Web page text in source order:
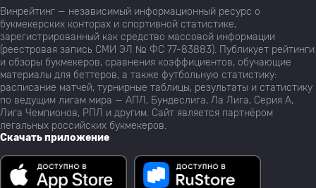
Винрейтинг — независимый информационный ресурс о
букмекерских конторах и спортивной статистике,
зарегистрированный как средство массовой информации
(реестровая запись СМИ ЭЛ № ФС 77-83883). Публикует рейтинги
и обзоры букмекеров, сравнения коэффициентов, обучающие
материалы для беттеров, а также футбольную статистику:
расписание матчей, турнирные таблицы, результаты и статистику
по ведущим лигам мира — АПЛ, Бундеслига, Ла Лига, Серия А,
Лига Чемпионов, РПЛ и другим. Сайт является партнёром
легальных российских букмекеров.
Скачать приложение